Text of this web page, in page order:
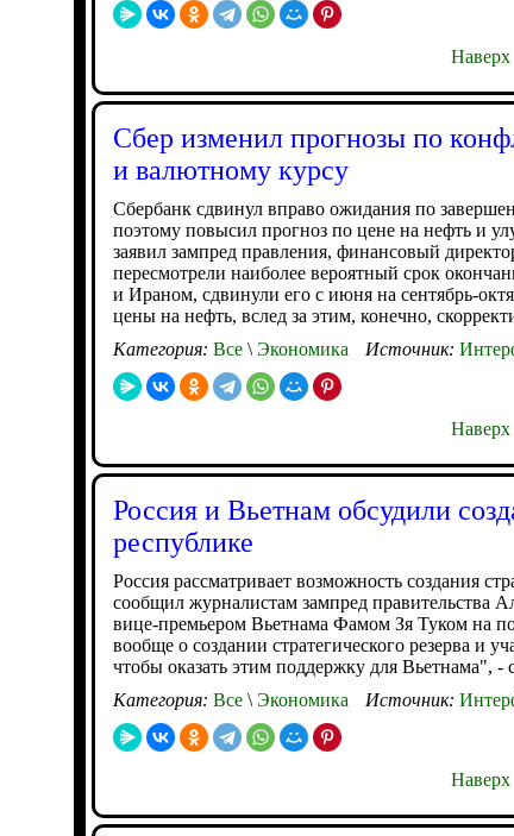
Наверх
Сбер изменил прогнозы по
и валютному курсу
Сбербанк сдвинул вправо ожидания по
поэтому повысил прогноз по цене на нефть и
заявил зампред правления, финансовый
пересмотрели наиболее вероятный срок
и Ираном, сдвинули его с июня на сентябрь-
цены на нефть, вслед за этим, конечно,
Категория: Все \ Экономика Источник:
Наверх
Россия и Вьетнам обсудили
республике
Россия рассматривает возможность создания
сообщил журналистам зампред правительства
вице-премьером Вьетнама Фамом Зя Туком
вообще о создании стратегического резерва и
чтобы оказать этим поддержку для Вьетнама", -
Категория: Все \ Экономика Источник:
Наверх